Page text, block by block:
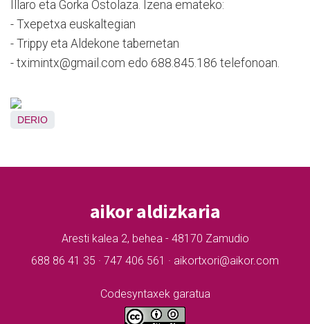
Illaro eta Gorka Ostolaza. Izena emateko:
- Txepetxa euskaltegian
- Trippy eta Aldekone tabernetan
- tximintx@gmail.com edo 688.845.186 telefonoan.
DERIO
aikor aldizkaria
Aresti kalea 2, behea - 48170 Zamudio
688 86 41 35 · 747 406 561 · aikortxori@aikor.com
Codesyntaxek garatua